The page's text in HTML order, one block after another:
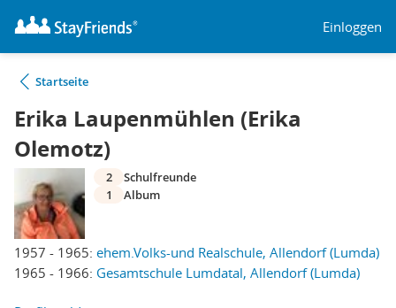
Einloggen
Startseite
Erika Laupenmühlen (Erika
Olemotz)
1957 - 1965: ehem.Volks-und Realschule, Allendorf (Lumda)
1965 - 1966: Gesamtschule Lumdatal, Allendorf (Lumda)
2
Schulfreunde
1
Album